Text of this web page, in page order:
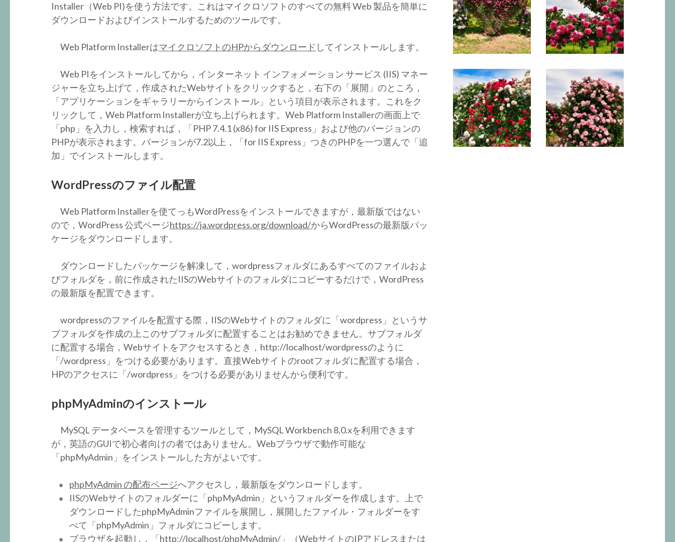
Installer（Web PI)を使う方法です。これはマイクロソフトのすべての無料 Web 製品を簡単に
ダウンロードおよびインストールするためのツールです。
Web Platform InstallerはマイクロソフトのHPからダウンロード してインストールします。
Web PIをインストールしてから，インターネット インフォメーション サービス (IIS) マネー
ジャーを立ち上げて，作成されたWebサイトをクリックすると，右下の「展開」のところ，
「アプリケーションをギャラリーからインストール」という項目が表示されます。これをク
リックして，Web Platform Installerが立ち上げられます。Web Platform Installerの画面上で
「php」を入力し，検索すれば，「PHP 7.4.1 (x86) for IIS Express」および他のバージョンの
PHPが表示されます。バージョンが7.2以上，「for IIS Express」つきのPHPを一つ選んで「追
加」でインストールします。
WordPressのファイル配置
Web Platform Installerを使てっもWordPressをインストールできますが，最新版ではない
ので，WordPress 公式ページhttps://ja.wordpress.org/download/からWordPressの最新版パッ
ケージをダウンロードします。
ダウンロードしたパッケージを解凍して，wordpressフォルダにあるすべてのファイルおよ
びフォルダを，前に作成されたIISのWebサイトのフォルダにコピーするだけで，WordPress
の最新版を配置できます。
wordpressのファイルを配置する際，IISのWebサイトのフォルダに「wordpress」というサ
ブフォルダを作成の上このサブフォルダに配置することはお勧めできません。サブフォルダ
に配置する場合，Webサイトをアクセスするとき，http://localhost/wordpressのように
「/wordpress」をつける必要があります。直接Webサイトのrootフォルダに配置する場合，
HPのアクセスに「/wordpress」をつける必要がありませんから便利です。
phpMyAdminのインストール
MySQL データベースを管理するツールとして，MySQL Workbench 8.0.xを利用できます
が，英語のGUIで初心者向けの者ではありません。Webブラウザで動作可能な
「phpMyAdmin」をインストールした方がよいです。
phpMyAdmin の配布ページへアクセスし，最新版をダウンロードします。
IISのWebサイトのフォルダーに「phpMyAdmin」というフォルダーを作成します。上で
ダウンロードしたphpMyAdminファイルを展開し，展開したファイル・フォルダーをす
べて「phpMyAdmin」フォルダにコピーします。
ブラウザを起動し，「http://localhost/phpMyAdmin/」（WebサイトのIPアドレスまたは